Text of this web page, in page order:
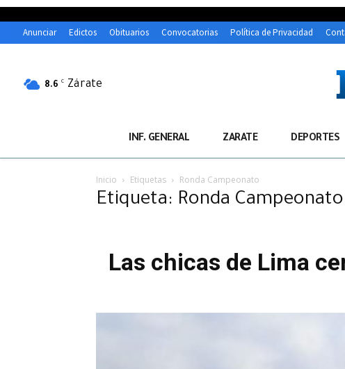
Anunciar Edictos Obituarios Convocatorias Política de Privacidad
8.6 C Zárate
INF. GENERAL ZARATE DEPORTES
Inicio Etiquetas Ronda Campeonato
Etiqueta: Ronda Campeonato
Las chicas de Lima